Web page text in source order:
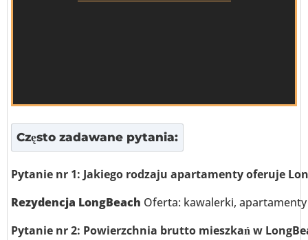
Często zadawane pytania:
Pytanie nr 1: Jakiego rodzaju apartamenty oferuje
Rezydencja LongBeach Oferta: kawalerki,
Pytanie nr 2: Powierzchnia brutto mieszkań w